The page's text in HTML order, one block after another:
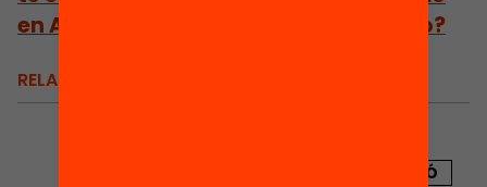
en Acció
Com puc penjar el meu vídeo?
RELACIONATS
PUBLICACIÓ